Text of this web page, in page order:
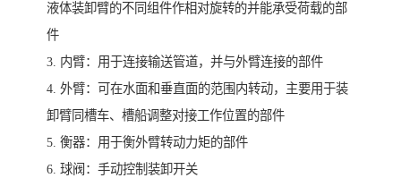
液体装卸臂的不同组件作相对旋转的并能承受荷载的部
件
3. 内臂：用于连接输送管道，并与外臂连接的部件
4. 外臂：可在水面和垂直面的范围内转动，主要用于装
卸臂同槽车、槽船调整对接工作位置的部件
5. 衡器：用于衡外臂转动力矩的部件
6. 球阀：手动控制装卸开关